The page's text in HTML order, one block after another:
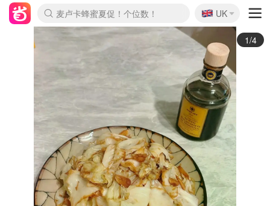
麦卢卡蜂蜜夏促！个位数！
Prada/Miu 4.8折！
啥？必胜客披萨5折！
🇬🇧
UK
2/4